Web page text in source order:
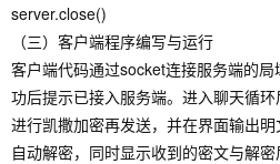
server.close()
（三）客户端程序编写与运行
客户端代码通过socket连接服务端的
功后提示已接入服务端。进入聊天循
进行凯撒加密再发送，并在界面输出
自动解密，同时显示收到的密文与解